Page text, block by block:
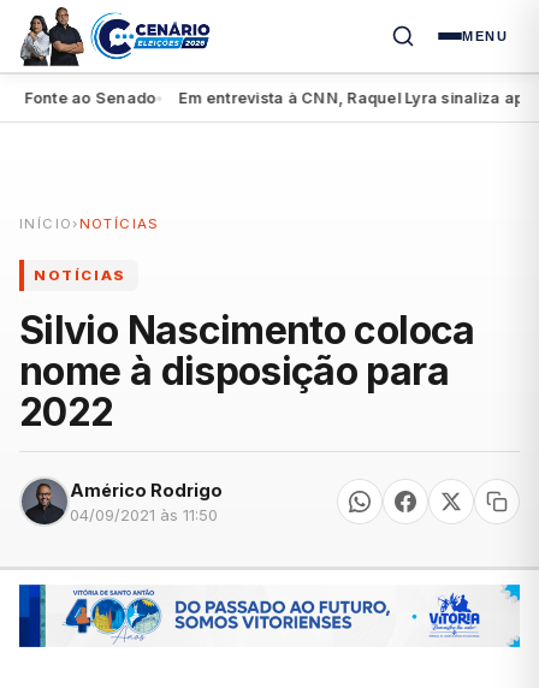
MENU
ao Senado● Em entrevista à CNN, Raquel Lyra sinaliza apoio a
INÍCIO › NOTÍCIAS
NOTÍCIAS
Silvio Nascimento coloca
nome à disposição para
2022
Américo Rodrigo
04/09/2021 às 11:50